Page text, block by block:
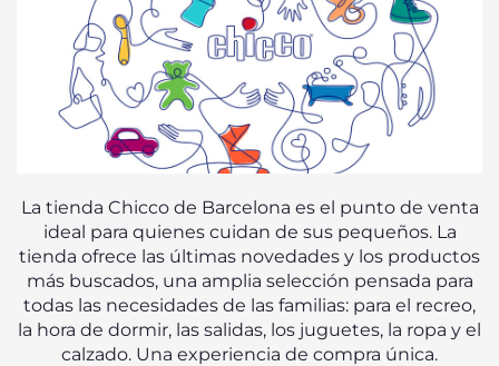
La tienda Chicco de Barcelona es el punto de venta
ideal para quienes cuidan de sus pequeños. La
tienda ofrece las últimas novedades y los productos
más buscados, una amplia selección pensada para
todas las necesidades de las familias: para el recreo,
la hora de dormir, las salidas, los juguetes, la ropa y el
calzado. Una experiencia de compra única.